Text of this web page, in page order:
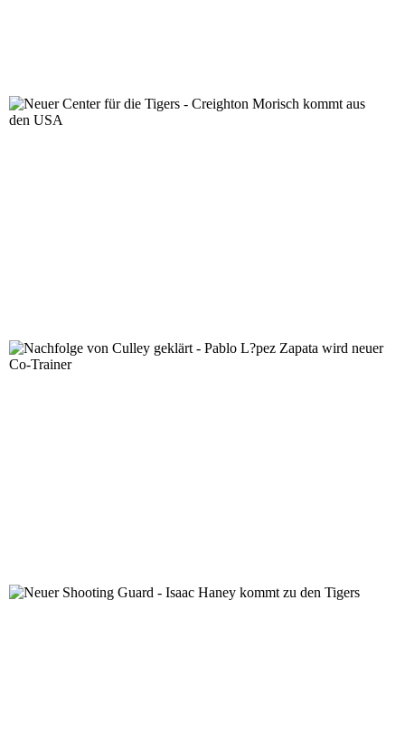
Neuer Center für die Tigers - Creighton Morisch
Nachfolge von Culley geklärt - Pablo L?pez Zapata
Neuer Shooting Guard - Isaac Haney kommt zu den